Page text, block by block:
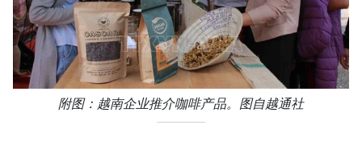
附图：越南企业推介咖啡产品。图自越通社